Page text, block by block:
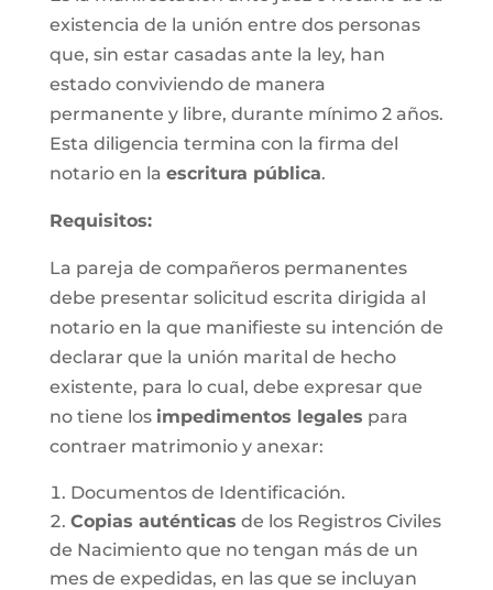
existencia de la unión entre dos personas
que, sin estar casadas ante la ley, han
estado conviviendo de manera
permanente y libre, durante mínimo 2 años.
Esta diligencia termina con la firma del
notario en la escritura pública.
Requisitos:
La pareja de compañeros permanentes
debe presentar solicitud escrita dirigida al
notario en la que manifieste su intención de
declarar que la unión marital de hecho
existente, para lo cual, debe expresar que
no tiene los impedimentos legales para
contraer matrimonio y anexar:
Documentos de Identificación.
Copias auténticas de los Registros Civiles
de Nacimiento que no tengan más de un
mes de expedidas, en las que se incluyan